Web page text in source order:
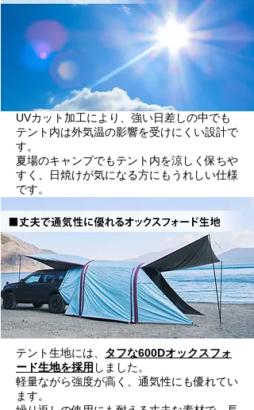
UVカット加工により、強い日差しの中でも
テント内は外気温の影響を受けにくい設計で
す。
夏場のキャンプでもテント内を涼しく保ちや
すく、日焼けが気になる方にもうれしい仕様
です。
テント生地には、 タフな600Dオックスフォ
ード生地を採用 しました。
軽量ながら強度が高く、通気性にも優れてい
ます。